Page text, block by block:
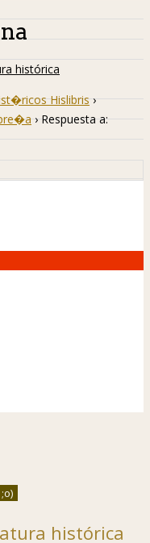
histórica
Hislibris ›
› Respuesta a:
histórica